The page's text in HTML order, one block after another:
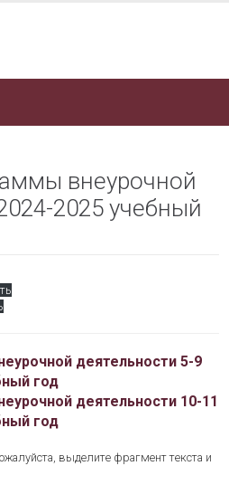
внеурочной
2025 учебный
деятельности 5-9
год
деятельности 10-11
год
выделите фрагмент текста и